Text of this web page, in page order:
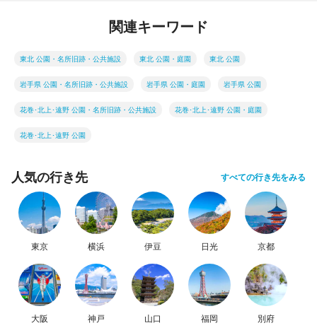
関連キーワード
東北 公園・名所旧跡・公共施設 東北 公園・庭園 東北 公園
岩手県 公園・名所旧跡・公共施設 岩手県 公園・庭園 岩手県 公園
花巻･北上･遠野 公園・名所旧跡・公共施設 花巻･北上･遠野 公園・庭園
花巻･北上･遠野 公園
人気の行き先 すべての行き先をみる
東京 横浜 伊豆 日光 京都
大阪 神戸 山口 福岡 別府